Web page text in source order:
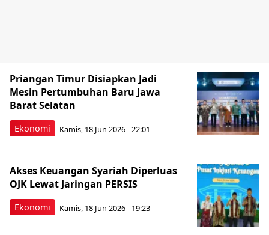
Ekonomi
Priangan Timur Disiapkan Jadi
Mesin Pertumbuhan Baru Jawa
Barat Selatan
Kamis, 18 Jun 2026 - 22:01
Ekonomi
Akses Keuangan Syariah Diperluas
OJK Lewat Jaringan PERSIS
Kamis, 18 Jun 2026 - 19:23